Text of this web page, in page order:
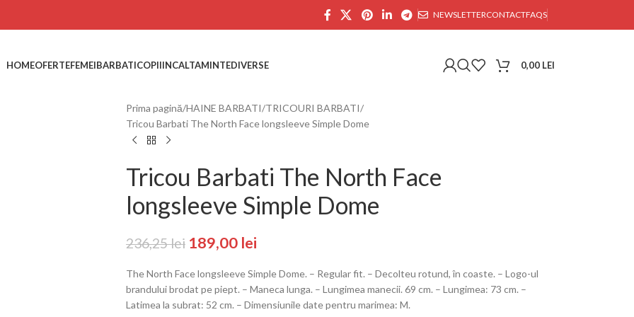
NEWSLETTERCONTACTFAQS
HOMEOFERTEFEMEIBARBATICOPIIINCALTAMINTEDIVERSE 0,00 LEI
Prima pagină HAINE BARBATI TRICOURI BARBATI
Tricou Barbati The North Face longsleeve Simple Dome
Tricou Barbati The North Face
longsleeve Simple Dome
236,25lei 189,00 lei
The North Face longsleeve Simple Dome. – Regular fit. – Decolteu rotund, în coaste. – Logo-ul
brandului brodat pe piept. – Maneca lunga. – Lungimea manecii. 69 cm. – Lungimea: 73 cm. –
Latimea la subrat: 52 cm. – Dimensiunile date pentru marimea: M.